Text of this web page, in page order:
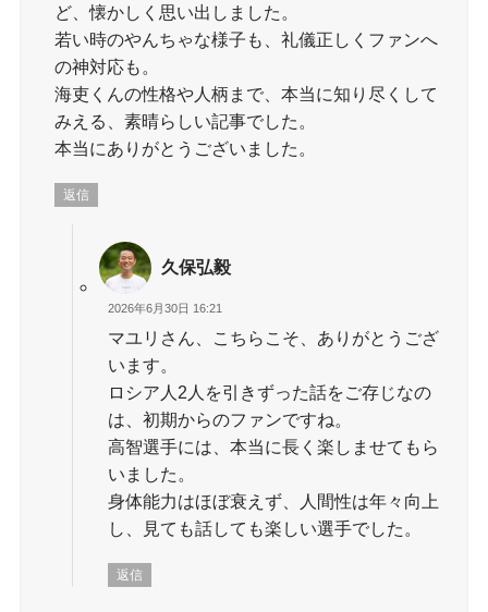
ど、懐かしく思い出しました。
若い時のやんちゃな様子も、礼儀正しくファンへ
の神対応も。
海吏くんの性格や人柄まで、本当に知り尽くして
みえる、素晴らしい記事でした。
本当にありがとうございました。
返信
久保弘毅
2026年6月30日 16:21
マユリさん、こちらこそ、ありがとうござ
います。
ロシア人2人を引きずった話をご存じなの
は、初期からのファンですね。
高智選手には、本当に長く楽しませてもら
いました。
身体能力はほぼ衰えず、人間性は年々向上
し、見ても話しても楽しい選手でした。
返信